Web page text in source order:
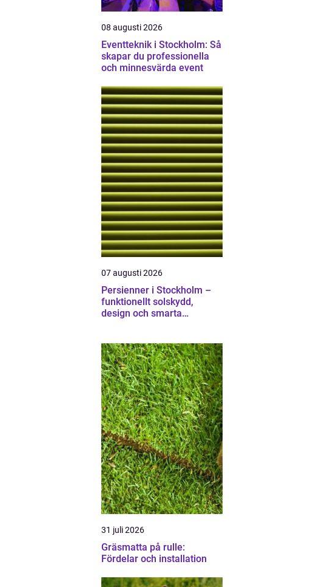
08 augusti 2026
Eventteknik i Stockholm: Så
skapar du professionella
och minnesvärda event
07 augusti 2026
Persienner i Stockholm –
funktionellt solskydd,
design och smarta
31 juli 2026
Gräsmatta på rulle:
Fördelar och installation